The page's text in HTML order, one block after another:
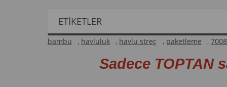
ETIKETLER
bambu , havluluk , havlu streç , paketleme ,
Sadece